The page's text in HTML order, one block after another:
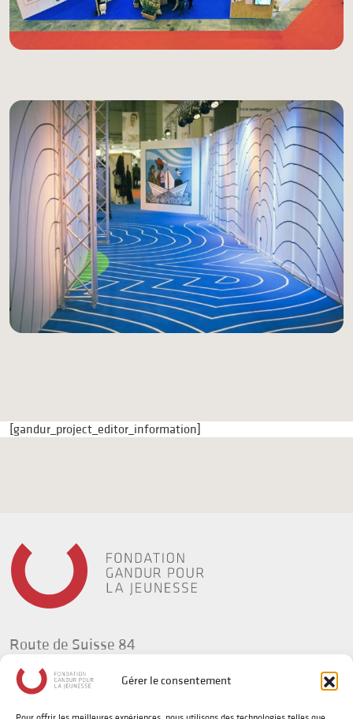
Gérer le consentement
[gandur_project_editor_information]
Route de Suisse 84
1295 Tannay
Suisse